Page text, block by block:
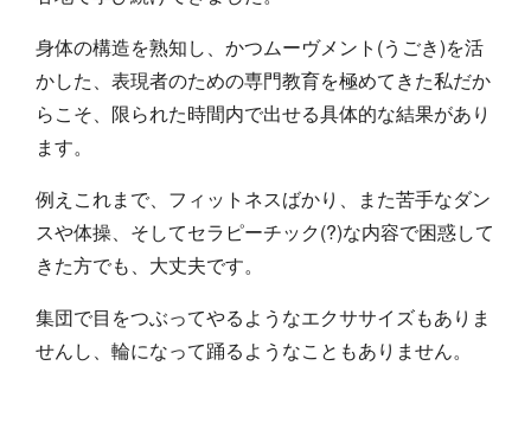
身体の構造を熟知し、かつムーヴメント(うごき)を活
かした、表現者のための専門教育を極めてきた私だか
らこそ、限られた時間内で出せる具体的な結果があり
ます。
例えこれまで、フィットネスばかり、また苦手なダン
スや体操、そしてセラピーチック(?)な内容で困惑して
きた方でも、大丈夫です。
集団で目をつぶってやるようなエクササイズもありま
せんし、輪になって踊るようなこともありません。